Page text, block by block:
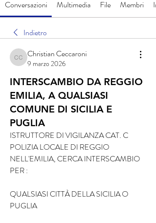
Conversazioni Multimedia File Membri
Indietro
Christian Ceccaroni
Christian Ceccaroni
9 marzo 2026
INTERSCAMBIO DA REGGIO
EMILIA, A QUALSIASI
COMUNE DI SICILIA E
PUGLIA
ISTRUTTORE DI VIGILANZA CAT. C
POLIZIA LOCALE DI REGGIO
NELL'EMILIA, CERCA INTERSCAMBIO
PER :
QUALSIASI CITTÀ DELLA SICILIA O
PUGLIA